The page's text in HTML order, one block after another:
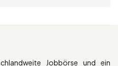
Jobbörse und ein